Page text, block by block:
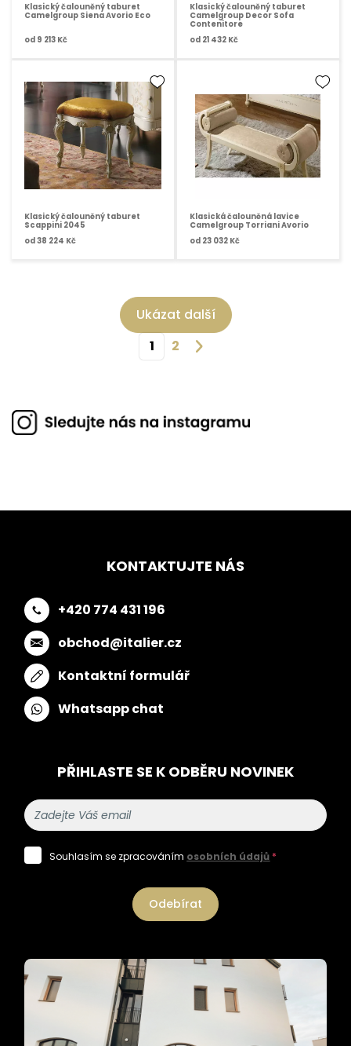
Klasický čalouněný taburet
Camelgroup Siena Avorio Eco
od 9 213 Kč
Klasický čalouněný taburet
Camelgroup Decor Sofa
Contenitore
od 21 432 Kč
Klasický čalouněný taburet
Scappini 2045
od 38 224 Kč
Klasická čalouněná lavice
Camelgroup Torriani Avorio
od 23 032 Kč
Ukázat další
1
2
KONTAKTUJTE NÁS
+420 774 431 196
obchod@italier.cz
Kontaktní formulář
Whatsapp chat
PŘIHLASTE SE K ODBĚRU NOVINEK
Souhlasím se zpracováním osobních údajů *
Odebírat